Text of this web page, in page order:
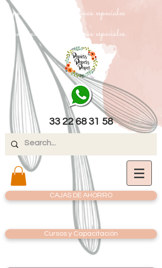
papel texturizado cartulinas especiales
papel texturizado cartulinas especiales
33 22 68 31 58
CAJAS DE AHORRO
Cursos y Capacitación